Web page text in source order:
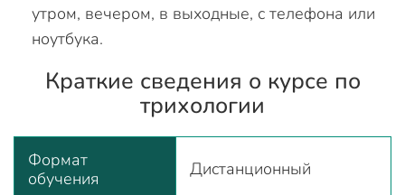
утром, вечером, в выходные, с телефона или
ноутбука.
Краткие сведения о курсе по
трихологии
Формат
обучения
Дистанционный